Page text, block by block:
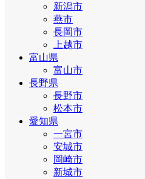
新潟市
燕市
長岡市
上越市
富山県
富山市
長野県
長野市
松本市
愛知県
一宮市
安城市
岡崎市
新城市